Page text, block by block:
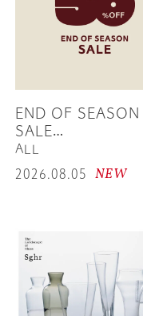
END OF SEASON
SALE
SPRING/SUMMER
2026
ALL
2026.08.05 NEW